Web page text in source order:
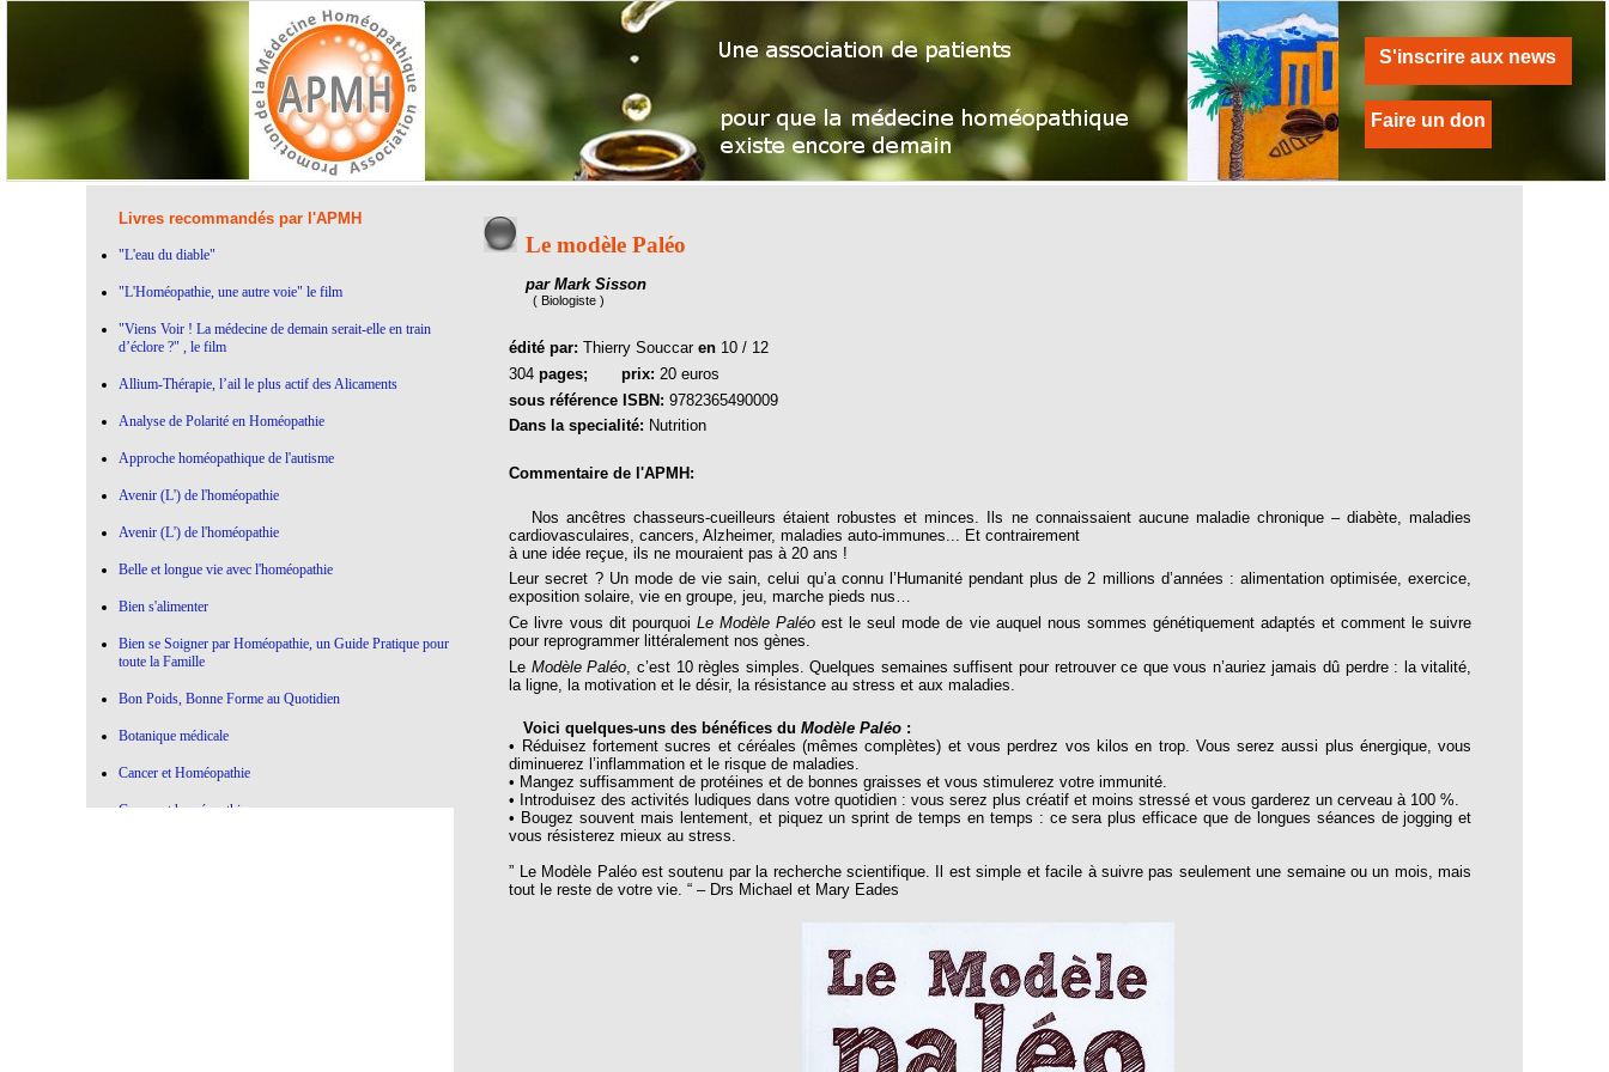
S'inscrire aux news
Faire un don
Livres recommandés par l'APMH
"L'eau du diable"
"L'Homéopathie, une autre voie" le film
"Viens Voir ! La médecine de demain serait-elle en train
d’éclore ?" , le film
Allium-Thérapie, l’ail le plus actif des Alicaments
Analyse de Polarité en Homéopathie
Approche homéopathique de l'autisme
Avenir (L') de l'homéopathie
Avenir (L') de l'homéopathie
Belle et longue vie avec l'homéopathie
Bien s'alimenter
Bien se Soigner par Homéopathie, un Guide Pratique pour
toute la Famille
Bon Poids, Bonne Forme au Quotidien
Botanique médicale
Cancer et Homéopathie
Cancer et homéopathie
Le modèle Paléo
par Mark Sisson
( Biologiste )
édité par:Thierry Souccaren 10 / 12
304pages; prix: 20 euros
sous référence ISBN:9782365490009
Dans la specialité: Nutrition
Commentaire de l'APMH:
Nos ancêtres chasseurs-cueilleurs étaient robustes et minces. Ils ne connaissaient aucune maladie chronique – diabète, maladies
cardiovasculaires, cancers, Alzheimer, maladies auto-immunes... Et contrairement
à une idée reçue, ils ne mouraient pas à 20 ans !
Leur secret ? Un mode de vie sain, celui qu’a connu l’Humanité pendant plus de 2 millions d’années : alimentation optimisée, exercice,
exposition solaire, vie en groupe, jeu, marche pieds nus…
Ce livre vous dit pourquoi Le Modèle Paléoest le seul mode de vie auquel nous sommes génétiquement adaptés et comment le suivre
pour reprogrammer littéralement nos gènes.
Le Modèle Paléo , c’est 10 règles simples. Quelques semaines suffisent pour retrouver ce que vous n’auriez jamais dû perdre : la vitalité,
la ligne, la motivation et le désir, la résistance au stress et aux maladies.
Voici quelques-uns des bénéfices duModèle Paléo :
• Réduisez fortement sucres et céréales (mêmes complètes) et vous perdrez vos kilos en trop. Vous serez aussi plus énergique, vous
diminuerez l’inflammation et le risque de maladies.
• Mangez suffisamment de protéines et de bonnes graisses et vous stimulerez votre immunité.
• Introduisez des activités ludiques dans votre quotidien : vous serez plus créatif et moins stressé et vous garderez un cerveau à 100 %.
• Bougez souvent mais lentement, et piquez un sprint de temps en temps : ce sera plus efficace que de longues séances de jogging et
vous résisterez mieux au stress.
” Le Modèle Paléo est soutenu par la recherche scientifique. Il est simple et facile à suivre pas seulement une semaine ou un mois, mais
tout le reste de votre vie. “ – Drs Michael et Mary Eades